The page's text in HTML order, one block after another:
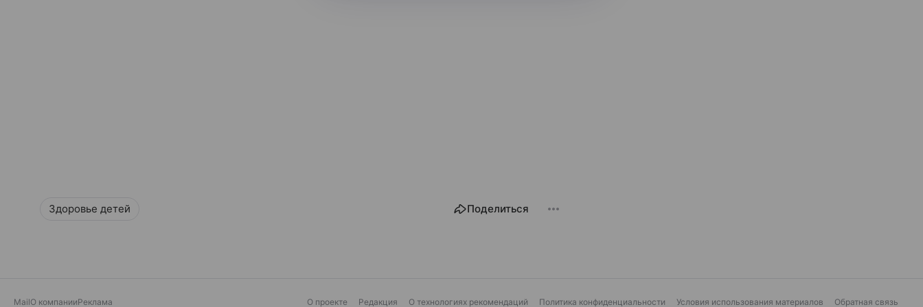
Здоровье детей Поделиться
MailО компанииРеклама О проекте Редакция О технологиях рекомендаций Политика конфиденциальности Условия использования материалов Обратная связь